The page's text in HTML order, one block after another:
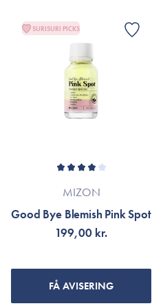
SURISURI PICKS
MIZON
Good Bye Blemish Pink Spot
199,00 kr.
FÅ AVISERING